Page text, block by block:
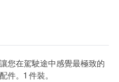
您在駕駛途中感覺最極致的
件。1 件裝。